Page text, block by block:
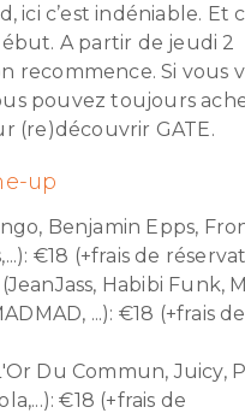
ici c’est indéniable. Et
A partir de jeudi 2
recommence. Si vous
pouvez toujours
(re)découvrir GATE.
up
Benjamin Epps,
€18 (+frais de
Habibi Funk,
...): €18 (+frais de
Du Commun, Juicy,
€18 (+frais de